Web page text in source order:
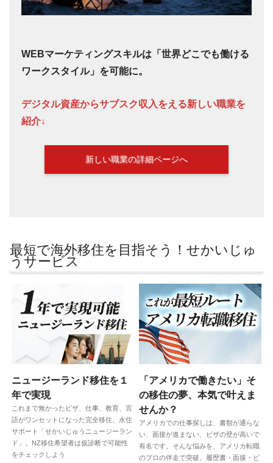
WEBマーケティングスキルは「世界どこでも働ける
ワークスタイル」を可能に。
デジタル資産からサブスク収入をえる新しい職業を
紹介↓
新しい職業の詳細ページへ
最短で海外移住を目指そう！せかいじゅ
うサービス
ニュージーランド移住を１
年で実現
これまで無かったビザ、仕事、教育、言
語がワンセットになった完全移住、永住
サポート「せかいじゅうニュージーラン
ド」。NZ移住希望者は仮診断で可能性
をチェックしよう
「アメリカで働きたい」そ
の移住の夢、本気で叶えま
せんか？
アメリカでの仕事探しは、書類が通らな
い、面接が進まない、ビザの壁が高いで
有名です。そんな悩みを、アメリカ転職
のプロの伴走で突破。履歴書・面接・ビ